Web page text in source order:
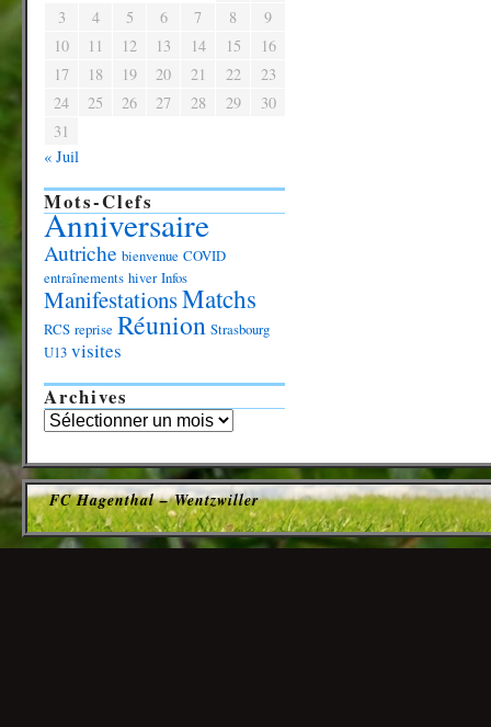
3
4 5 6 7 8
9
10
11 12 13 14 15
16
17
18 19 20 21 22
23
24
25 26 27 28 29
30
31
« Juil
Mots-Clefs
Anniversaire
Autriche bienvenue COVID
entraînements hiver Infos
ManifestationsMatchs
RCS reprise Réunion Strasbourg
U13 visites
Archives
FC Hagenthal – Wentzwiller